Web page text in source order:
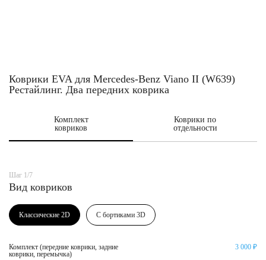
Коврики EVA для Mercedes-Benz Viano II (W639)
Рестайлинг. Два передних коврика
Комплект
ковриков
Коврики по
отдельности
Шаг 1/7
Вид ковриков
Классические 2D С бортиками 3D
Комплект (передние коврики, задние
коврики, перемычка)
3 000 ₽